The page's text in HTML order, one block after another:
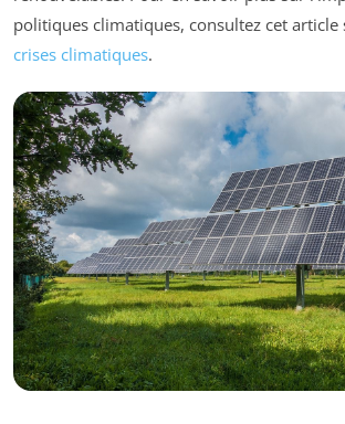
politiques climatiques, consultez cet article
crises climatiques.